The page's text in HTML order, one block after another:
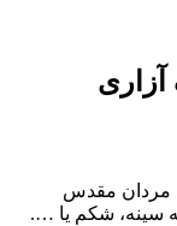
مردان مقدس
سینه، شکم یا ….